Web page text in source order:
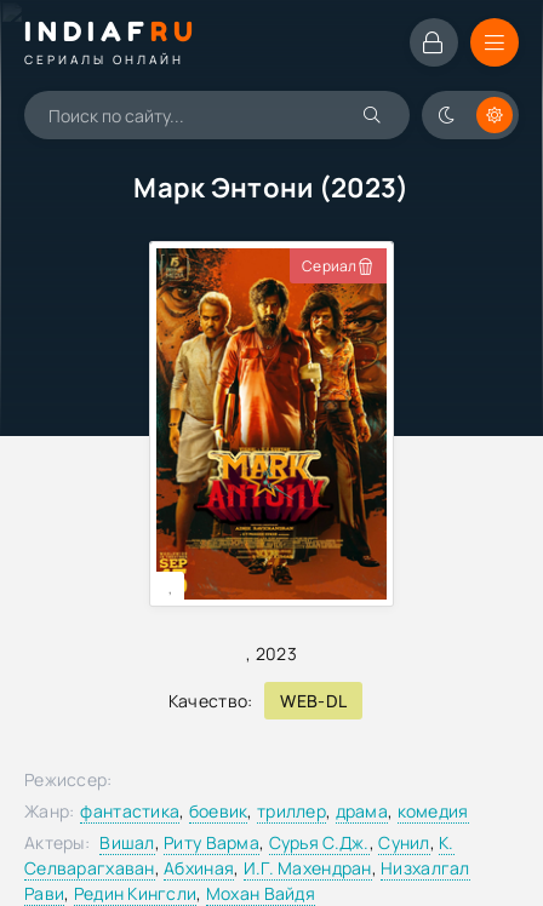
INDIAFRU
СЕРИАЛЫ ОНЛАЙН
Марк Энтони (2023)
, 2023
Качество: WEB-DL
Сериал
,
Режиссер:
Жанр: фантастика, боевик,триллер, драма, комедия
Актеры: Вишал, Риту Варма, Сурья С.Дж.,Сунил, К.
Селварагхаван,Абхиная, И.Г. Махендран, Низхалгал
Рави, Редин Кингсли, Мохан Вайдя